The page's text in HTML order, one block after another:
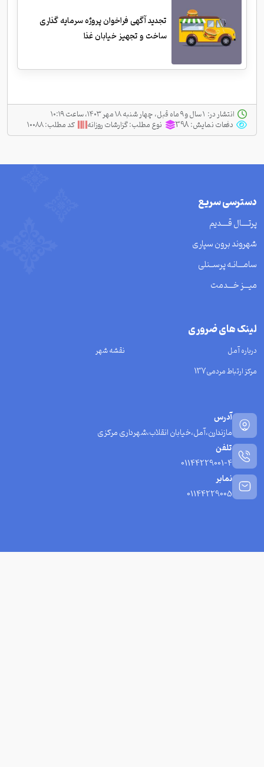
تجدید آگهی فراخوان پروژه سرمایه گذاری
ساخت و تجهیز خیابان غذا
انتشار در:
دفعات نمایش:398 نوع مطلب:گزارشات روزانه کد مطلب:۱۰۰۸۸
دسترسی سریع
پرتــــال قــــدیم
شهروند برون سپاری
سامـــانـه پرســنلی
میـــز خـــدمت
لینک های ضروری
درباره آمل
نقشه شهر
مرکز ارتباط مردمی137
آدرس
مازندارن،آمل،خیابان انقلاب،شهرداری مرکزی
تلفن
01144229001-4
نمابر
01144229005